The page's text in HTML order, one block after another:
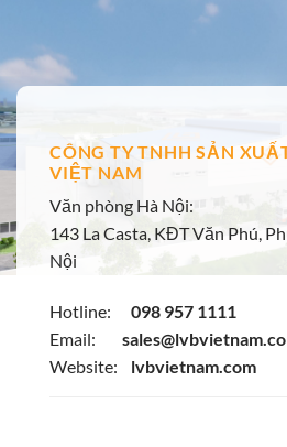
CÔNG TY TNHH SẢN
VIỆT NAM
Văn phòng Hà Nội:
143 La Casta, KĐT Văn Phú,
Nội
Hotline:
098 957 1111
Email:
Website:
lvbvietnam.com